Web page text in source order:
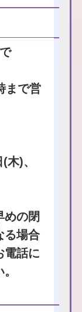
まで営
木)、
めの閉
る場合
電話に